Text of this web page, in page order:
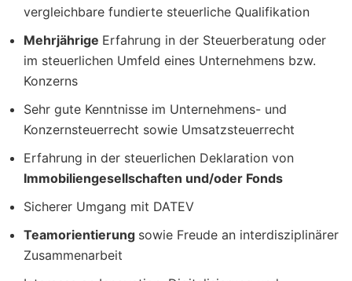
vergleichbare fundierte steuerliche Qualifikation
Mehrjährige Erfahrung in der Steuerberatung oder
im steuerlichen Umfeld eines Unternehmens bzw.
Konzerns
Sehr gute Kenntnisse im Unternehmens- und
Konzernsteuerrecht sowie Umsatzsteuerrecht
Erfahrung in der steuerlichen Deklaration von
Immobiliengesellschaften und/oder Fonds
Sicherer Umgang mit DATEV
Teamorientierung sowie Freude an interdisziplinärer
Zusammenarbeit